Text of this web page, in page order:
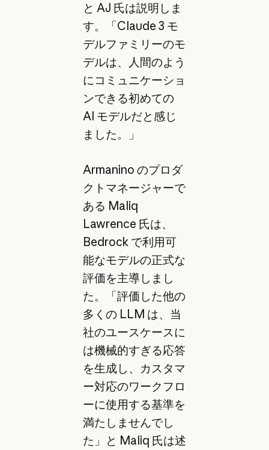
と AJ 氏は説明しま
す。「Claude 3 モ
デルファミリーのモ
デルは、人間のよう
にコミュニケーショ
ンできる初めての
AI モデルだと感じ
ました。」
Armanino のプロダ
クトマネージャーで
ある Maliq
Lawrence 氏は、
Bedrock で利用可
能なモデルの正式な
評価を主導しまし
た。「評価した他の
多くの LLM は、当
社のユースケースに
は機械的すぎる応答
を生成し、カスタマ
ー対応のワークフロ
ーに使用する基準を
満たしませんでし
た」と Maliq 氏は述